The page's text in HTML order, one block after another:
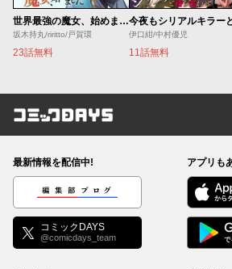
世界最強の魔女、始めました ～私だけ『攻略サイト』を見れる世界で自由に生きます～
坂木持丸/riritto/戸賀環
23話無料
伊口紺/中村優児
11話無料
コミックDAYS
最新情報を配信中!
編集部ブログ
コミックDAYS
@comicdays_team
アプリも